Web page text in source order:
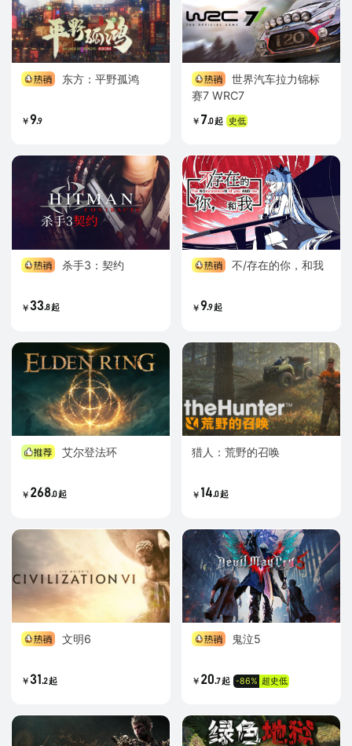
东方：平野孤鸿
￥ 9.9
世界汽车拉力锦标
赛7 WRC7
￥ 7 0 起 史低
杀手3：契约
￥33.8起
不/存在的你，和我
￥ 9.9起
艾尔登法环
￥ 268.0起
猎人：荒野的召唤
￥ 14 0起
文明6
￥31 2起
鬼泣5
￥ 20 7起 -86% 超史低